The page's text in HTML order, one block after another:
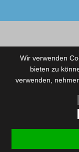
Wir verwenden
bieten zu
verwenden,